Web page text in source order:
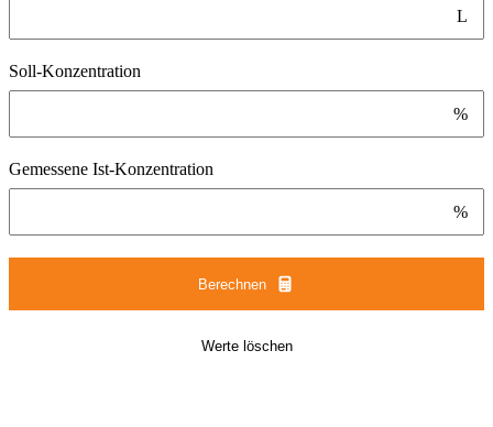
L
Soll-Konzentration
%
Gemessene Ist-Konzentration
%
Berechnen
Werte löschen